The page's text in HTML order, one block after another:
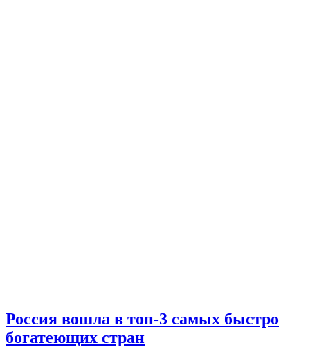
Россия вошла в топ-3 самых быстро
богатеющих стран